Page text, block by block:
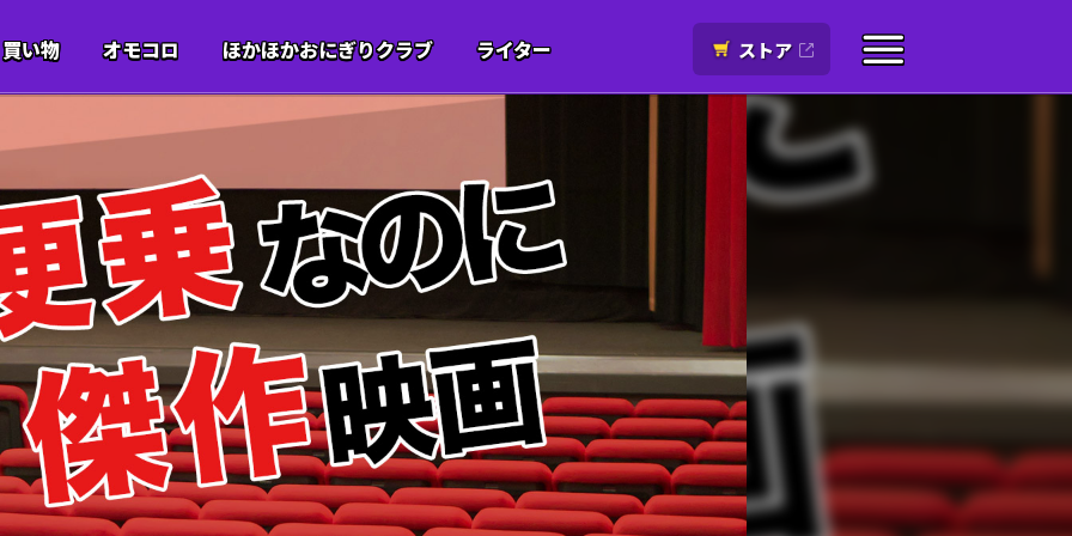
買い物 オモコロ ほかほかおにぎりクラブ ライター ストア